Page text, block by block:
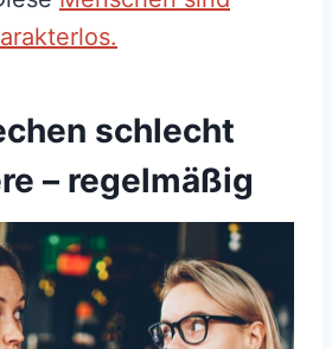
schlecht
– regelmäßig